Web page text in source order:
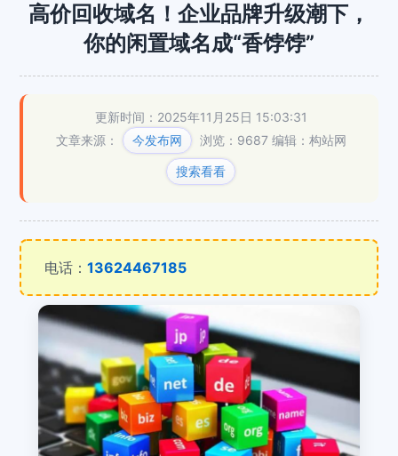
高价回收域名！企业品牌升级潮下，
你的闲置域名成“香饽饽”
更新时间：2025年11月25日 15:03:31
文章来源：
今发布网 浏览：9687 编辑：构站网
搜索看看
电话：13624467185